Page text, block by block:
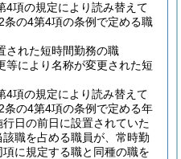
4項の規定により読み替えて
の4第4項の条例で定める職
された短時間勤務の職
等により名称が変更された短
4項の規定により読み替えて
の4第4項の条例で定める年
日の前日に設置されていた
職を占める職員が、常時勤
に規定する職と同種の職を